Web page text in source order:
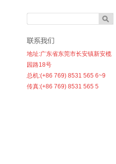
地址:广东省东莞市长安镇新安榄
园路18号
总机:(+86 769) 8531 565 6~9
传真:(+86 769) 8531 565 5